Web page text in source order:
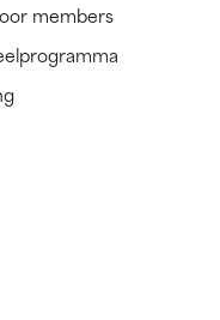
members